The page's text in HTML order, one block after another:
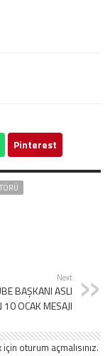
Pinterest
Next
BAŞKANI ASLI
10 OCAK MESAJI
için oturum açmalısınız.